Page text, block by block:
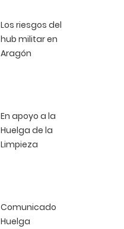
Los riesgos del
hub militar en
Aragón
En apoyo a la
Huelga de la
Limpieza
Comunicado
Huelga